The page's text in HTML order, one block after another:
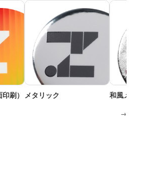
刷） メタリック 和風メタ
→